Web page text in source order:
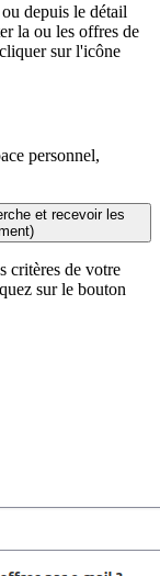
depuis le détail
la ou les offres de
sur l'icône
personnel,
et recevoir les
critères de votre
sur le bouton